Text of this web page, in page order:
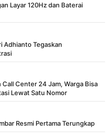
Layar 120Hz dan Baterai
Adhianto Tegaskan
Center 24 Jam, Warga Bisa
Lewat Satu Nomor
Resmi Pertama Terungkap